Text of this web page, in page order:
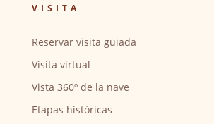
VISITA
Reservar visita guiada
Visita virtual
Vista 360º de la nave
Etapas históricas